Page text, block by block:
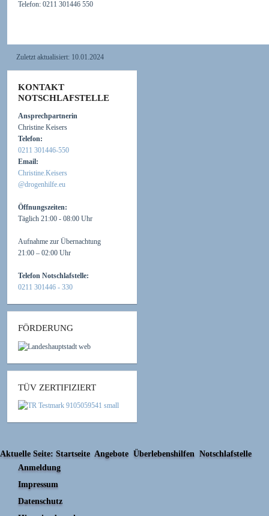
Telefon: 0211 301446 550
Zuletzt aktualisiert: 10.01.2024
KONTAKT
NOTSCHLAFSTELLE
Ansprechpartnerin
Christine Keisers
Telefon:
0211 301446-550
Email:
Christine.Keisers
@drogenhilfe.eu
Öffnungszeiten:
Täglich 21:00 - 08:00 Uhr
Aufnahme zur Übernachtung
21:00 – 02:00 Uhr
Telefon Notschlafstelle:
0211 301446 - 330
FÖRDERUNG
TÜV ZERTIFIZIERT
Aktuelle Seite: Startseite Angebote Überlebenshilfen Notschlafstelle
Anmeldung
Impressum
Datenschutz